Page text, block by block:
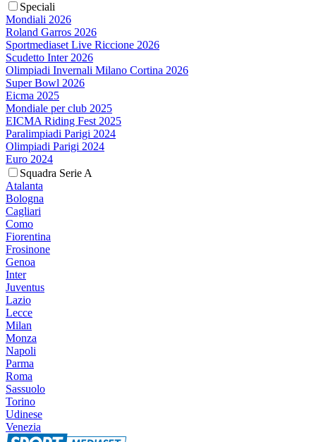
Speciali
Mondiali 2026
Roland Garros 2026
Sportmediaset Live Riccione 2026
Scudetto Inter 2026
Olimpiadi Invernali Milano Cortina 2026
Super Bowl 2026
Eicma 2025
Mondiale per club 2025
EICMA Riding Fest 2025
Paralimpiadi Parigi 2024
Olimpiadi Parigi 2024
Euro 2024
Squadra Serie A
Atalanta
Bologna
Cagliari
Como
Fiorentina
Frosinone
Genoa
Inter
Juventus
Lazio
Lecce
Milan
Monza
Napoli
Parma
Roma
Sassuolo
Torino
Udinese
Venezia